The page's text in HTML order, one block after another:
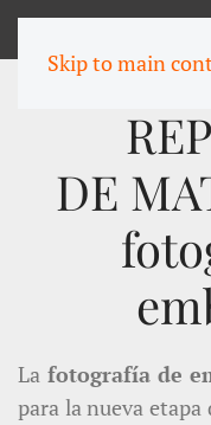
Skip to main
DE
La fotografía de
para la nueva etapa